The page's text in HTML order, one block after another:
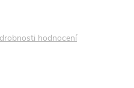
hodnocení